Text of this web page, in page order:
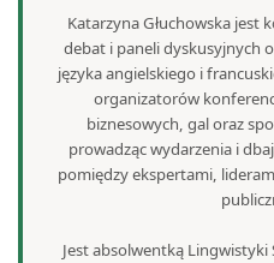
Katarzyna Głuchowska
debat i paneli dyskusyjnych
języka angielskiego i
organizatorów
biznesowych, gal oraz
prowadząc wydarzenia i
pomiędzy ekspertami,
Jest absolwentką